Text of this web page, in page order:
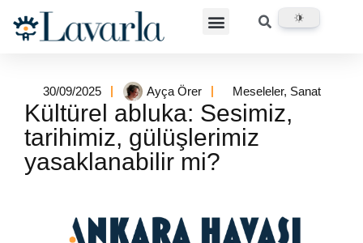
30/09/2025 Ayça Örer Meseleler, Sanat
Kültürel abluka: Sesimiz,
tarihimiz, gülüşlerimiz
yasaklanabilir mi?